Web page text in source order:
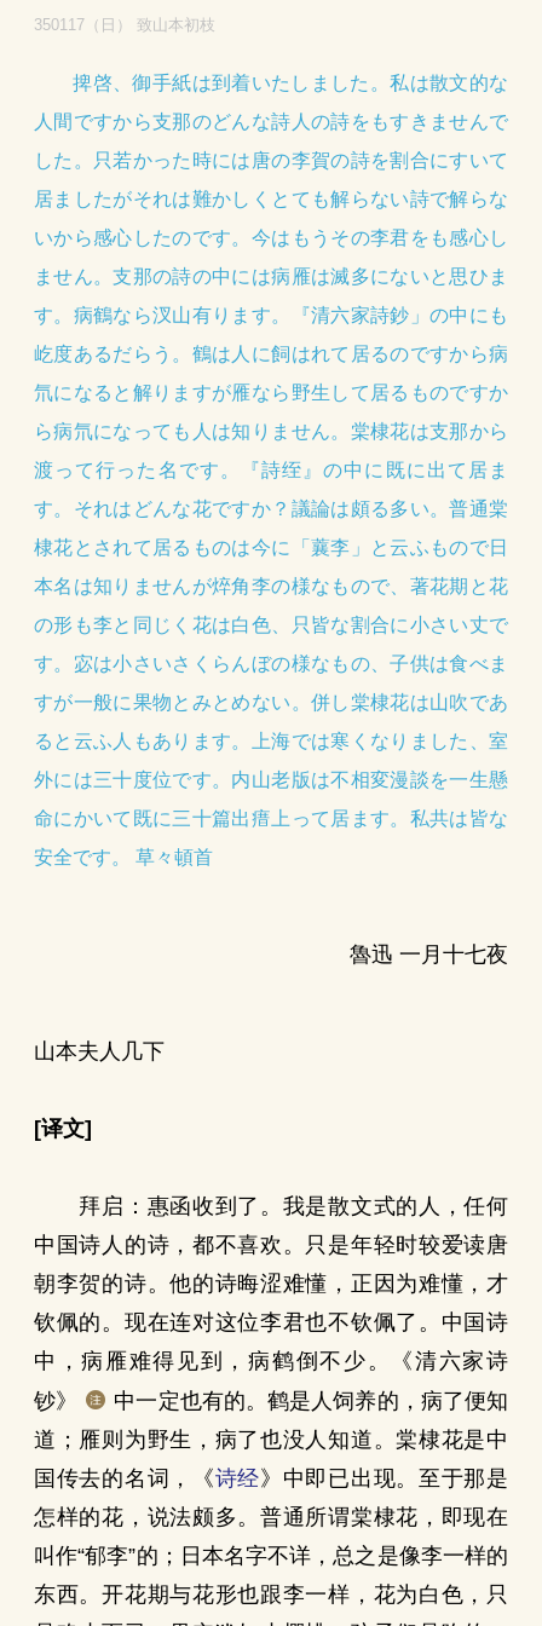
350117（日） 致山本初枝
捭啓、御手紙は到着いたしました。私は散文的な
人間ですから支那のどんな詩人の詩をもすきませんで
した。只若かった時には唐の李賀の詩を割合にすいて
居ましたがそれは難かしくとても解らない詩で解らな
いから感心したのです。今はもうその李君をも感心し
ません。支那の詩の中には病雁は滅多にないと思ひま
す。病鶴なら汊山有ります。『清六家詩鈔」の中にも
屹度あるだらう。鶴は人に飼はれて居るのですから病
氘になると解りますが雁なら野生して居るものですか
ら病氘になっても人は知りません。棠棣花は支那から
渡って行った名です。『詩绖』の中に既に出て居ま
す。それはどんな花ですか？議論は頗る多い。普通棠
棣花とされて居るものは今に「蘘李」と云ふもので日
本名は知りませんが焠角李の様なもので、著花期と花
の形も李と同じく花は白色、只皆な割合に小さい丈で
す。宓は小さいさくらんぼの様なもの、子供は食べま
すが一般に果物とみとめない。併し棠棣花は山吹であ
ると云ふ人もあります。上海では寒くなりました、室
外には三十度位です。内山老版は不相変漫談を一生懸
命にかいて既に三十篇出瘄上って居ます。私共は皆な
安全です。 草々頓首
魯迅 一月十七夜
山本夫人几下
[译文]
拜启：惠函收到了。我是散文式的人，任何
中国诗人的诗，都不喜欢。只是年轻时较爱读唐
朝李贺的诗。他的诗晦涩难懂，正因为难懂，才
钦佩的。现在连对这位李君也不钦佩了。中国诗
中，病雁难得见到，病鹤倒不少。《清六家诗
钞》
中一定也有的。鹤是人饲养的，病了便知
道；雁则为野生，病了也没人知道。棠棣花是中
国传去的名词，《诗经》中即已出现。至于那是
怎样的花，说法颇多。普通所谓棠棣花，即现在
叫作“郁李”的；日本名字不详，总之是像李一样的
东西。开花期与花形也跟李一样，花为白色，只